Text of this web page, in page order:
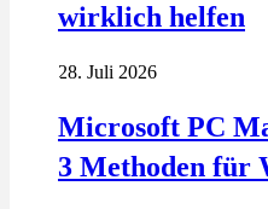
wirklich helfen
28. Juli 2026
Microsoft PC
3 Methoden für